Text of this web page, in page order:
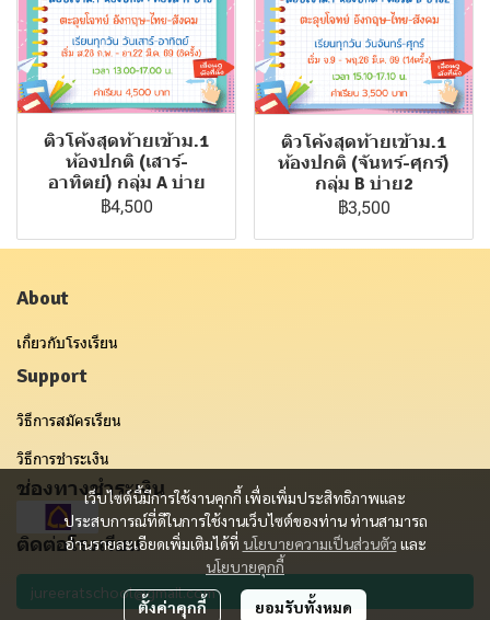
ติวโค้งสุดท้ายเข้าม.1
ห้องปกติ (เสาร์-
อาทิตย์) กลุ่ม A บ่าย
฿4,500
ติวโค้งสุดท้ายเข้าม.1
ห้องปกติ (จันทร์-ศุกร์)
กลุ่ม B บ่าย2
฿3,500
เว็บไซต์นี้มีการใช้งานคุกกี้ เพื่อเพิ่มประสิทธิภาพและ
ประสบการณ์ที่ดีในการใช้งานเว็บไซต์ของท่าน ท่านสามารถ
อ่านรายละเอียดเพิ่มเติมได้ที่ นโยบายความเป็นส่วนตัว และ
นโยบายคุกกี้
ตั้งค่าคุกกี้ ยอมรับทั้งหมด
About
เกี่ยวกับโรงเรียน
Support
วิธีการสมัครเรียน
วิธีการชำระเงิน
ช่องทางชำระเงิน
ติดต่อโรงเรียน